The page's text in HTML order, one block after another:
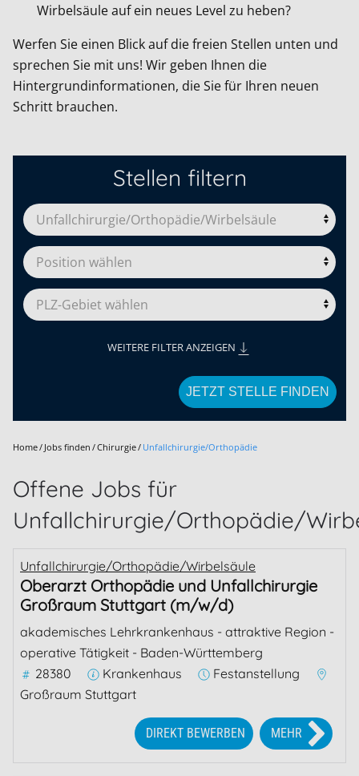
Wirbelsäule auf ein neues Level zu heben?
Werfen Sie einen Blick auf die freien Stellen unten und
sprechen Sie mit uns! Wir geben Ihnen die
Hintergrundinformationen, die Sie für Ihren neuen
Schritt brauchen.
Home Jobs finden Chirurgie Unfallchirurgie/Orthopädie
Offene Jobs für
Unfallchirurgie/Orthopädie/
Unfallchirurgie/Orthopädie/Wirbelsäule
Oberarzt Orthopädie und Unfallchirurgie
Großraum Stuttgart (m/w/d)
akademisches Lehrkrankenhaus - attraktive Region -
operative Tätigkeit - Baden-Württemberg
28380
Krankenhaus
Festanstellung
Großraum Stuttgart
MEHR
DIREKT BEWERBEN
Stellen filtern
WEITERE FILTER ANZEIGEN
JETZT STELLE FINDEN